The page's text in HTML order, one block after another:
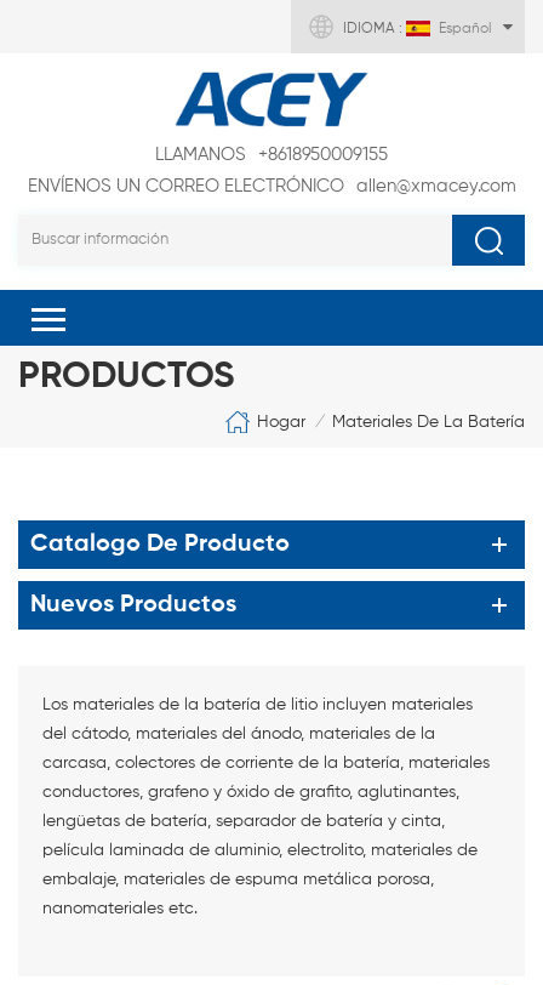
IDIOMA : Español
LLAMANOS
+8618950009155
ENVÍENOS UN CORREO ELECTRÓNICO
allen@xmacey.com
PRODUCTOS
Hogar / Materiales De La Batería
Catalogo De Producto
Nuevos Productos
Los materiales de la batería de litio incluyen materiales
del cátodo, materiales del ánodo, materiales de la
carcasa, colectores de corriente de la batería, materiales
conductores, grafeno y óxido de grafito, aglutinantes,
lengüetas de batería, separador de batería y cinta,
película laminada de aluminio, electrolito, materiales de
embalaje, materiales de espuma metálica porosa,
nanomateriales etc.